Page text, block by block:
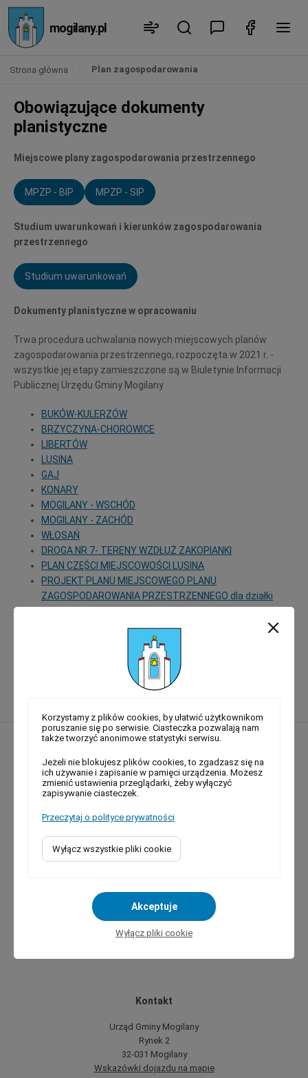
mogilany.pl
Strona główna Plan zagospodarowania
Obowiązujące dokumenty
planistyczne
Miejscowe plany zagospodarowania przestrzennego
MPZP - BIP MPZP - SIP
Studium uwarunkowań i kierunków zagospodarowania
przestrzennego
Studium uwarunkowań
Dokumenty planistyczne w opracowaniu
Trwa procedura uchwalania nowych miejscowych planów
zagospodarowania przestrzennego, rozpoczęta w 2021 r. -
wszystkie jej etapy zamieszczone są w Biuletynie Informacji
Publicznej Urzędu Gminy Mogilany
BUKÓW-KULERZÓW
BRZYCZYNA-CHOROWICE
LIBERTÓW
LUSINA
GAJ
KONARY
MOGILANY - WSCHÓD
MOGILANY - ZACHÓD
WŁOSAŃ
DROGA NR 7- TERENY WZDŁUŻ ZAKOPIANKI
PLAN CZĘŚCI MIEJSCOWOŚCI LUSINA
PROJEKT PLANU MIEJSCOWEGO PLANU
ZAGOSPODAROWANIA PRZESTRZENNEGO dla działki
Archiwalne dokumenty planistyczne
Archiwalne dokumenty planistyczne
Mapa strony
Strona główna
Komunikaty i ogłoszenia
Dla mieszkańca
E-usługi
Kontakt
Urząd Gminy Mogilany
Rynek 2
32-031 Mogilany
Wskazówki dojazdu na mapie
Korzystamy z plików cookies, by ułatwić użytkownikom
poruszanie się po serwisie. Ciasteczka pozwalają nam
także tworzyć anonimowe statystyki serwisu.
Jeżeli nie blokujesz plików cookies, to zgadzasz się na
ich używanie i zapisanie w pamięci urządzenia. Możesz
zmienić ustawienia przeglądarki, żeby wyłączyć
zapisywanie ciasteczek.
Przeczytaj o polityce prywatności
Wyłącz wszystkie pliki cookie
Akceptuje
Wyłącz pliki cookie